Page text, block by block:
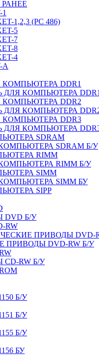
1,2,3 (PC 486)
5
7
8
4
DDR1
КОМПЬЮТЕРА
DDR2
КОМПЬЮТЕРА
DDR3
КОМПЬЮТЕРА
SDRAM
SDRAM Б/У
RIMM
RIMM Б/У
SIMM
SIMM БУ
SIPP
Б/У
RW
ПРИВОДЫ DVD-
DVD-RW Б/У
RW Б/У
Б/У
Б/У
Б/У
БУ